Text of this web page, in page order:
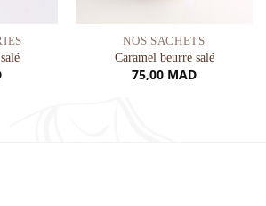
NOS SACHETS
Caramel beurre salé
75,00 MAD